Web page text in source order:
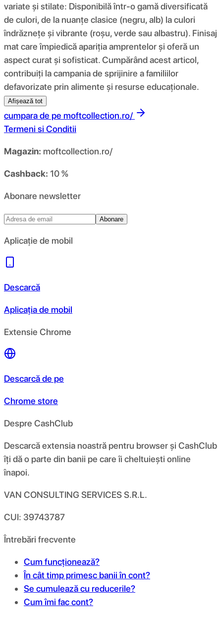
variate și stilate: Disponibilă într-o gamă diversificată
de culori, de la nuanțe clasice (negru, alb) la culori
îndrăznețe și vibrante (roșu, verde sau albastru). Finisaj
mat care împiedică apariția amprentelor și oferă un
aspect curat și sofisticat. Cumpărând acest articol,
contribuiți la campania de sprijinire a familiilor
defavorizate prin alimente și resurse educaționale.
Afișează tot
cumpara de pe moftcollection.ro/
Termeni si Conditii
Magazin: moftcollection.ro/
Cashback: 10 %
Abonare newsletter
Abonare
Aplicație de mobil
Descarcă
Aplicația de mobil
Extensie Chrome
Descarcă de pe
Chrome store
Despre CashClub
Descarcă extensia noastră pentru browser și CashClub
îți dă o parte din banii pe care îi cheltuiești online
înapoi.
VAN CONSULTING SERVICES S.R.L.
CUI: 39743787
Întrebări frecvente
Cum funcționează?
În cât timp primesc banii în cont?
Se cumulează cu reducerile?
Cum îmi fac cont?